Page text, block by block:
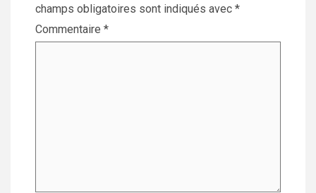
champs obligatoires sont indiqués avec *
Commentaire *